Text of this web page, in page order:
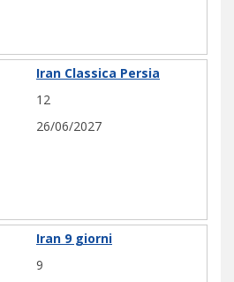
Iran Classica Persia
12
26/06/2027
Iran 9 giorni
9